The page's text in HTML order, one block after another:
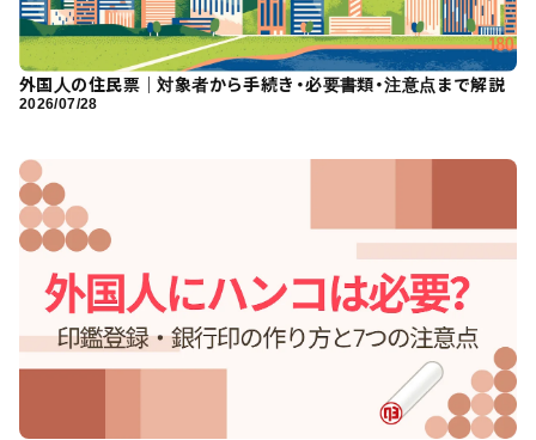
外国人の住民票｜対象者から手続き・必要書類・注意点まで解説
2026/07/28